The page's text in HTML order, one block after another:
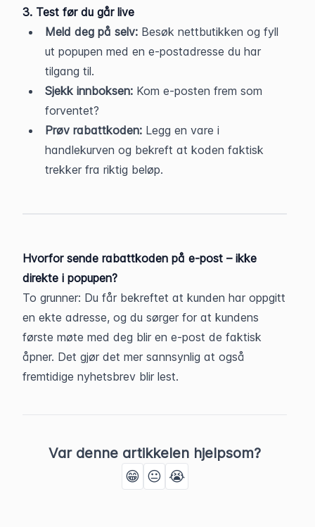
3. Test før du går live
Meld deg på selv: Besøk nettbutikken og fyll
ut popupen med en e-postadresse du har
tilgang til.
Sjekk innboksen: Kom e-posten frem som
forventet?
Prøv rabattkoden: Legg en vare i
handlekurven og bekreft at koden faktisk
trekker fra riktig beløp.
Hvorfor sende rabattkoden på e-post – ikke
direkte i popupen?
To grunner: Du får bekreftet at kunden har oppgitt
en ekte adresse, og du sørger for at kundens
første møte med deg blir en e-post de faktisk
åpner. Det gjør det mer sannsynlig at også
fremtidige nyhetsbrev blir lest.
Var denne artikkelen hjelpsom?
😁 😐 😭